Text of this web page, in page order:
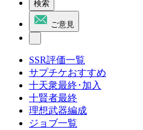
検索
ご意見
SSR評価一覧
サプチケおすすめ
十天衆最終･加入
十賢者最終
理想武器編成
ジョブ一覧